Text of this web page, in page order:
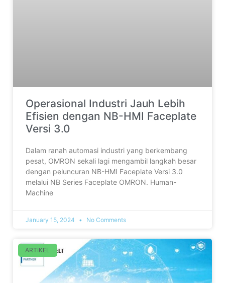
Operasional Industri Jauh Lebih
Efisien dengan NB-HMI Faceplate
Versi 3.0
Dalam ranah automasi industri yang berkembang
pesat, OMRON sekali lagi mengambil langkah besar
dengan peluncuran NB-HMI Faceplate Versi 3.0
melalui NB Series Faceplate OMRON. Human-
Machine
January 15, 2024 No Comments
ARTIKEL